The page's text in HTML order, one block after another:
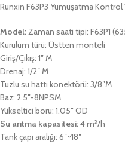
Runxin F63P3 Yumuşatma Kontrol
Model:Zaman saati tipi: F63P1
Kurulum türü: Üstten monteli
Giriş/Çıkış: 1″ M
Drenaj: 1/2″ M
Tuzlu su hattı konektörü: 3/8″M
Baz: 2.5″-8NPSM
Yükseltici boru: 1.05″ OD
Su arıtma kapasitesi:4 m³/h
Tank çapı aralığı: 6″~18″